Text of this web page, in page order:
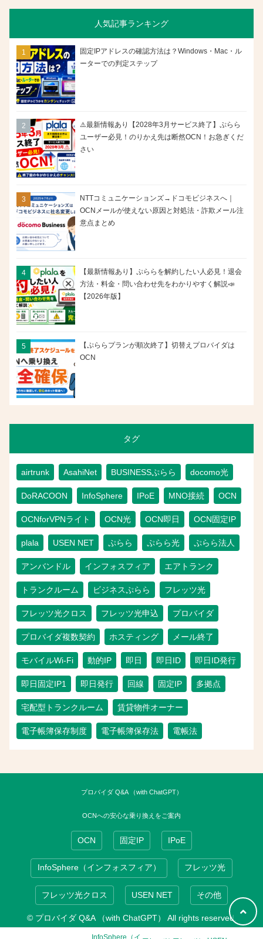
人気記事ランキング
固定IPアドレスの確認方法は？Windows・Mac・ル
ーターでの判定ステップ
⚠️最新情報あり【2028年3月サービス終了】ぷらら
ユーザー必見！のりかえ先は断然OCN！お急ぎくだ
さい
NTTコミュニケーションズ→ドコモビジネスへ｜
OCNメールが使えない原因と対処法・詐欺メール注
意点まとめ
【最新情報あり】ぷららを解約したい人必見！退会
方法・料金・問い合わせ先をわかりやすく解説📣
【2026年版】
【ぷららプランが順次終了】切替えプロバイダは
OCN
タグ
airtrunk AsahiNet BUSINESSぷらら docomo光
DoRACOON InfoSphere IPoE MNO接続 OCN
OCNforVPNライト OCN光 OCN即日 OCN固定IP
plala USEN NET ぷらら ぷらら光 ぷらら法人
アンバンドル インフォスフィア エアトランク
トランクルーム ビジネスぷらら フレッツ光
フレッツ光クロス フレッツ光申込 プロバイダ
プロバイダ複数契約 ホスティング メール終了
モバイルWi-Fi 動的IP 即日 即日ID 即日ID発行
即日固定IP1 即日発行 回線 固定IP 多拠点
宅配型トランクルーム 賃貸物件オーナー
電子帳簿保存制度 電子帳簿保存法 電帳法
プロバイダ Q&A （with ChatGPT）
OCNへの安心な乗り換えをご案内
OCN 固定IP IPoE
InfoSphere（インフォスフィア） フレッツ光
フレッツ光クロス USEN NET その他
© プロバイダ Q&A （with ChatGPT） All rights reserved.
InfoSphere（イ